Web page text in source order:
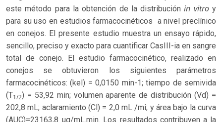
este método para la obtención de la distribuciónin vitroy
para su uso en estudios farmacocinéticos a nivel preclínico
en conejos. El presente estudio muestra un ensayo rápido,
sencillo, preciso y exacto para cuantificar CasIII-ia en sangre
total de conejo. El estudio farmacocinético, realizado en
conejos se obtuvieron los siguientes parámetros
farmacocinéticos: (kel) = 0,0150 min-1; tiempo de semivida
(T1/2) = 53,92 min; volumen aparente de distribución (Vd) =
202,8 mL; aclaramiento (Cl) = 2,0 mL /mi; y área bajo la curva
(AUC)=23163,8 µg/mL.min. Los resultados contribuyen a la